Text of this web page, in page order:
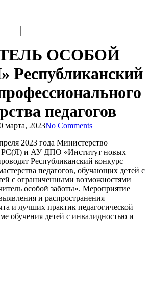
ОСОБОЙ
педагогов
марта, 2023No Comments
2023 года Министерство
РС(Я) и АУ ДПО «Институт новых
Республиканский конкурс
педагогов, обучающих детей с
с ограниченными возможностями
особой заботы». Мероприятие
и распространения
и лучших практик педагогической
обучения детей с инвалидностью и